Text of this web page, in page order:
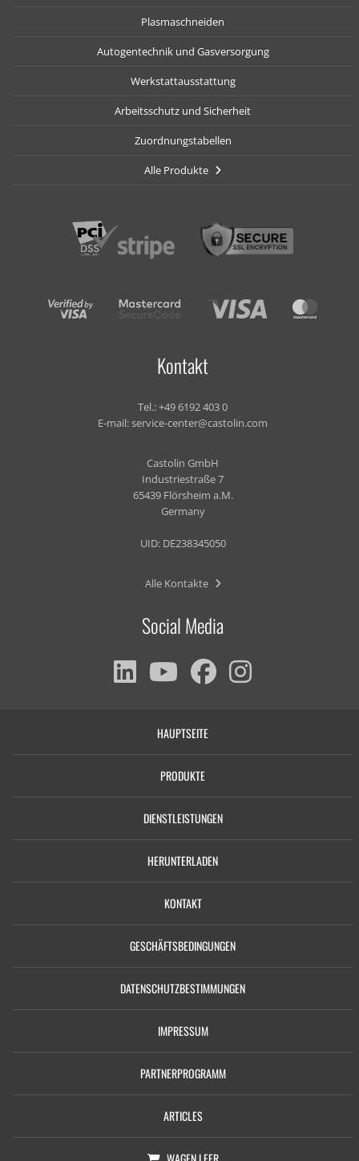
Plasmaschneiden
Autogentechnik und Gasversorgung
Werkstattausstattung
Arbeitsschutz und Sicherheit
Zuordnungstabellen
Alle Produkte
Kontakt
Tel.:+49 6192 403 0
E-mail:service-center@castolin.com
Castolin GmbH
Industriestraße 7
65439 Flörsheim a.M.
Germany
UID: DE238345050
Alle Kontakte
Social Media
HAUPTSEITE
PRODUKTE
DIENSTLEISTUNGEN
HERUNTERLADEN
KONTAKT
GESCHÄFTSBEDINGUNGEN
DATENSCHUTZBESTIMMUNGEN
IMPRESSUM
PARTNERPROGRAMM
ARTICLES